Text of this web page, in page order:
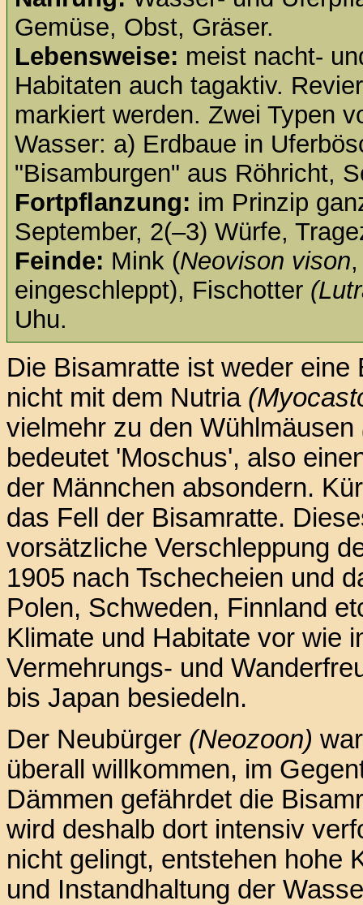
Gemüse, Obst, Gräser.
Lebensweise: meist nacht-
Habitaten auch tagaktiv.
markiert werden. Zwei Typen
Wasser: a) Erdbaue in
"Bisamburgen" aus Röhricht,
Fortpflanzung: im Prinzip
September, 2(–3) Würfe,
Feinde: Mink (Neovison vison
eingeschleppt), Fischotter
Uhu.
Die Bisamratte ist weder
nicht mit dem Nutria
vielmehr zu den Wühlmäusen
bedeutet 'Moschus', also
der Männchen absondern.
das Fell der Bisamratte.
vorsätzliche Verschleppung
1905 nach Tschecheien und
Polen, Schweden, Finnland
Klimate und Habitate vor wie
Vermehrungs- und
bis Japan besiedeln.
Der Neubürger (Neozoon)
überall willkommen, im
Dämmen gefährdet die
wird deshalb dort intensiv
nicht gelingt, entstehen hohe
und Instandhaltung der